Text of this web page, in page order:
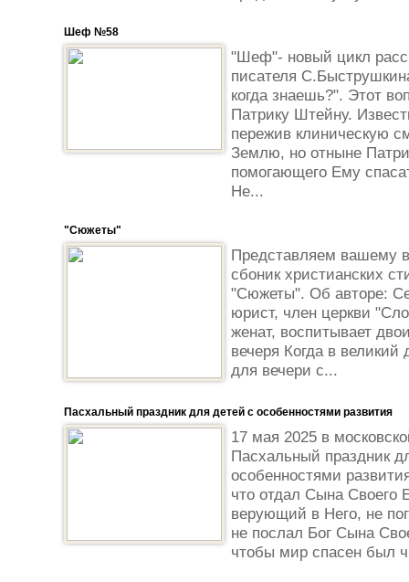
Шеф №58
"Шеф"- новый цикл
писателя
когда знаешь?". Этот
Патрику Штейну.
пережив клиническую
Землю, но отныне
помогающего Ему
Не...
"Сюжеты"
Представляем вашему
сбоник христианских
"Сюжеты". Об авторе:
юрист, член церкви
женат, воспитывает
вечеря Когда в
для вечери с...
Пасхальный праздник для детей с особенностями развития
17 мая 2025 в
Пасхальный праздник
особенностями
что отдал Сына Своего
верующий в Него, не
не послал Бог Сына
чтобы мир спасен был